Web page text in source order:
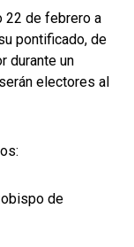
22 de febrero a
pontificado, de
durante un
electores al
de